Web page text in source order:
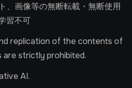
、画像等の無断転載・無断使用
習不可
replication of the contents of
are strictly prohibited.
AI.